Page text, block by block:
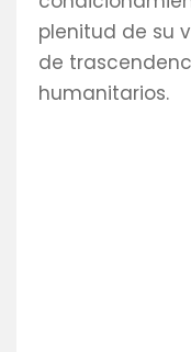
plenitud de su
de
humanitarios.